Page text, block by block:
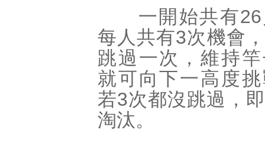
一開始共有26
每人共有3次機會
跳過一次，維持
就可向下一高度
若3次都沒跳過，
淘汰。